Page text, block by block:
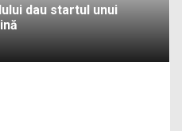
dau startul unui